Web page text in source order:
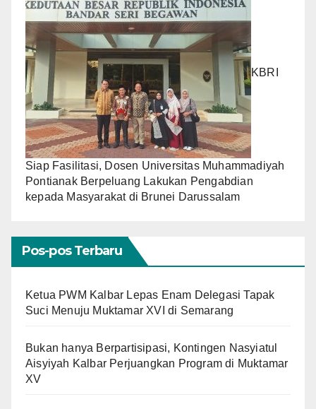
KBRI
Siap Fasilitasi, Dosen Universitas Muhammadiyah
Pontianak Berpeluang Lakukan Pengabdian
kepada Masyarakat di Brunei Darussalam
Pos-pos Terbaru
Ketua PWM Kalbar Lepas Enam Delegasi Tapak
Suci Menuju Muktamar XVI di Semarang
Bukan hanya Berpartisipasi, Kontingen Nasyiatul
Aisyiyah Kalbar Perjuangkan Program di Muktamar
XV